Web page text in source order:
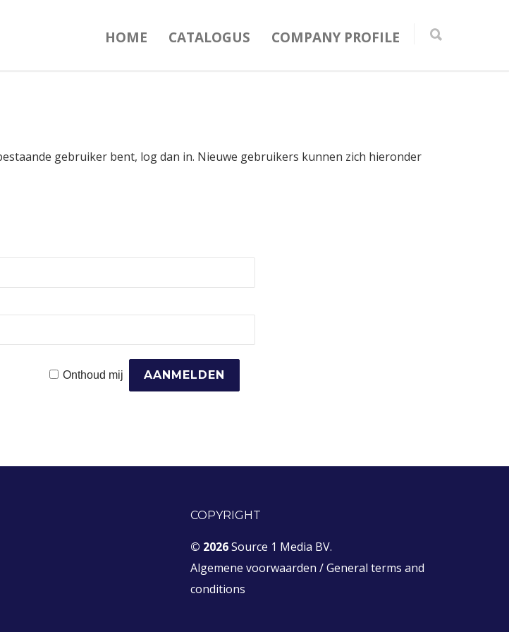
HOME CATALOGUS COMPANY PROFILE
gebruiker bent, log dan in. Nieuwe gebruikers kunnen zich hieronder
Onthoud mij
COPYRIGHT
© 2026Source 1 Media BV.
Algemene voorwaarden /General terms and
conditions